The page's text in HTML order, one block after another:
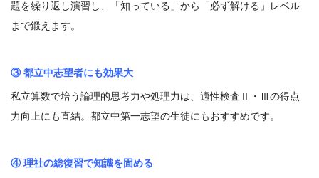
題を繰り返し演習し、「知っている」から「必ず解ける」レベル
まで鍛えます。
③ 都立中志望者にも効果大
私立算数で培う論理的思考力や処理力は、適性検査Ⅱ・Ⅲの得点
力向上にも直結。都立中第一志望の生徒にもおすすめです。
④ 理社の総復習で知識を固める